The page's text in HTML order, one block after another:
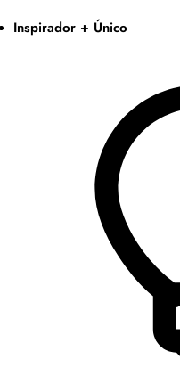
Inspirador + Único